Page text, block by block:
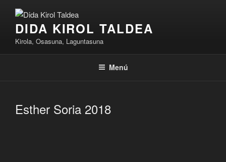
contenidoDIDA KIROL TALDEA
Kirola, Osasuna, Laguntasuna
Menú
Esther Soria 2018